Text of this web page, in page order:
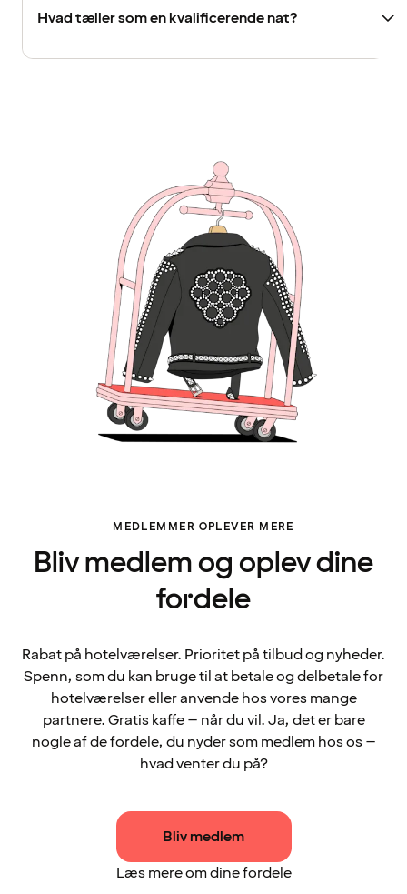
Hvad tæller som en kvalificerende nat?
MEDLEMMER OPLEVER MERE
Bliv medlem og oplev dine
fordele
Rabat på hotelværelser. Prioritet på tilbud og nyheder.
Spenn, som du kan bruge til at betale og delbetale for
hotelværelser eller anvende hos vores mange
partnere. Gratis kaffe – når du vil. Ja, det er bare
nogle af de fordele, du nyder som medlem hos os –
hvad venter du på?
Bliv medlem
Læs mere om dine fordele